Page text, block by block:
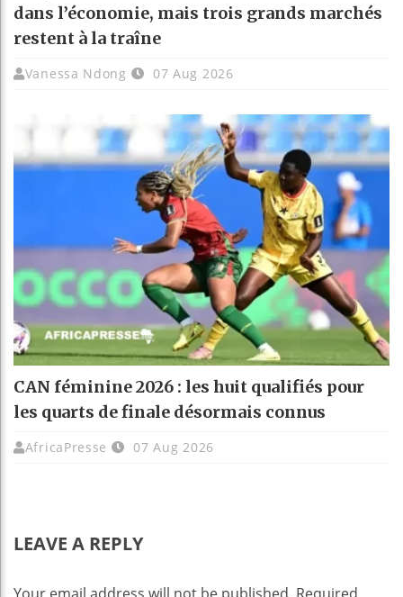
dans l’économie, mais trois grands marchés
restent à la traîne
Vanessa Ndong 07 Aug 2026
CAN féminine 2026 : les huit qualifiés pour
les quarts de finale désormais connus
AfricaPresse 07 Aug 2026
LEAVE A REPLY